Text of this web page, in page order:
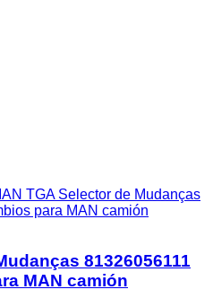
TGA Selector de Mudanças
para MAN camión
81326056111
MAN camión